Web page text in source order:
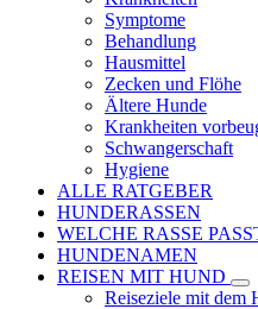
Symptome
Behandlung
Hausmittel
Zecken und Flöhe
Ältere Hunde
Krankheiten
Schwangerschaft
Hygiene
ALLE RATGEBER
HUNDERASSEN
WELCHE RASSE
HUNDENAMEN
REISEN MIT HUND
Reiseziele mit dem